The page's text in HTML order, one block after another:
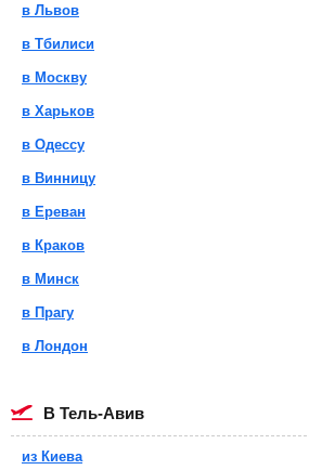
в Львов
в Тбилиси
в Москву
в Харьков
в Одессу
в Винницу
в Ереван
в Краков
в Минск
в Прагу
в Лондон
в Тель-Авив
из Киева